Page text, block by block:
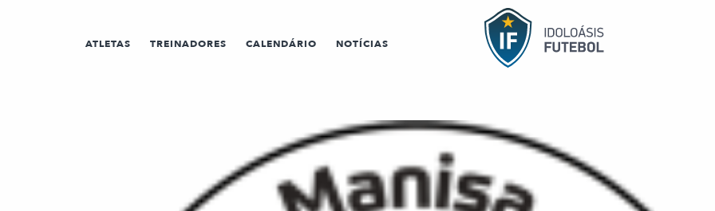
ATLETAS TREINADORES CALENDÁRIO NOTÍCIAS